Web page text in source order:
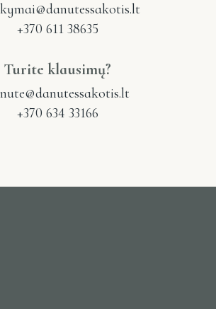
+370 611 38635
Turite klausimų?
+370 634 33166